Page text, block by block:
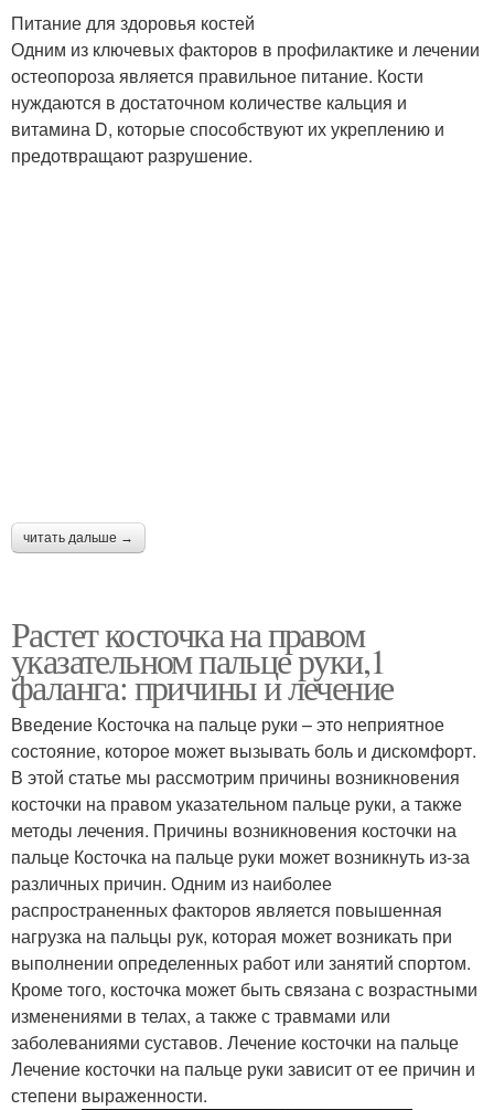
Питание для здоровья костей
Одним из ключевых факторов в профилактике и лечении
остеопороза является правильное питание. Кости
нуждаются в достаточном количестве кальция и
витамина D, которые способствуют их укреплению и
предотвращают разрушение.
читать дальше →
Растет косточка на правом
указательном пальце руки,1
фаланга: причины и лечение
Введение Косточка на пальце руки – это неприятное
состояние, которое может вызывать боль и дискомфорт.
В этой статье мы рассмотрим причины возникновения
косточки на правом указательном пальце руки, а также
методы лечения. Причины возникновения косточки на
пальце Косточка на пальце руки может возникнуть из-за
различных причин. Одним из наиболее
распространенных факторов является повышенная
нагрузка на пальцы рук, которая может возникать при
выполнении определенных работ или занятий спортом.
Кроме того, косточка может быть связана с возрастными
изменениями в телах, а также с травмами или
заболеваниями суставов. Лечение косточки на пальце
Лечение косточки на пальце руки зависит от ее причин и
степени выраженности.